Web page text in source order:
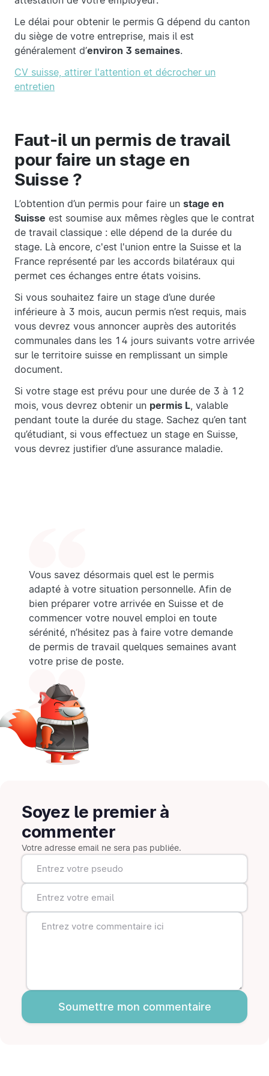
Le délai pour obtenir le permis G dépend du canton
du siège de votre entreprise, mais il est
généralement d’environ 3 semaines.
CV suisse, attirer l'attention et décrocher un
entretien
Faut-il un permis de travail
pour faire un stage en
Suisse ?
L’obtention d’un permis pour faire un stage en
Suisse est soumise aux mêmes règles que le contrat
de travail classique : elle dépend de la durée du
stage. Là encore, c'est l'union entre la Suisse et la
France représenté par les accords bilatéraux qui
permet ces échanges entre états voisins.
Si vous souhaitez faire un stage d’une durée
inférieure à 3 mois, aucun permis n’est requis, mais
vous devrez vous annoncer auprès des autorités
communales dans les 14 jours suivants votre arrivée
sur le territoire suisse en remplissant un simple
document.
Si votre stage est prévu pour une durée de 3 à 12
mois, vous devrez obtenir un permis L , valable
pendant toute la durée du stage. Sachez qu’en tant
qu’étudiant, si vous effectuez un stage en Suisse,
vous devrez justifier d’une assurance maladie.
Vous savez désormais quel est le permis
adapté à votre situation personnelle. Afin de
bien préparer votre arrivée en Suisse et de
commencer votre nouvel emploi en toute
sérénité, n’hésitez pas à faire votre demande
de permis de travail quelques semaines avant
votre prise de poste.
Soyez le premier à
commenter
Votre adresse email ne sera pas publiée.
Soumettre mon commentaire